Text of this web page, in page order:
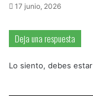
17 junio, 2026
Deja una respuesta
Lo siento, debes estar